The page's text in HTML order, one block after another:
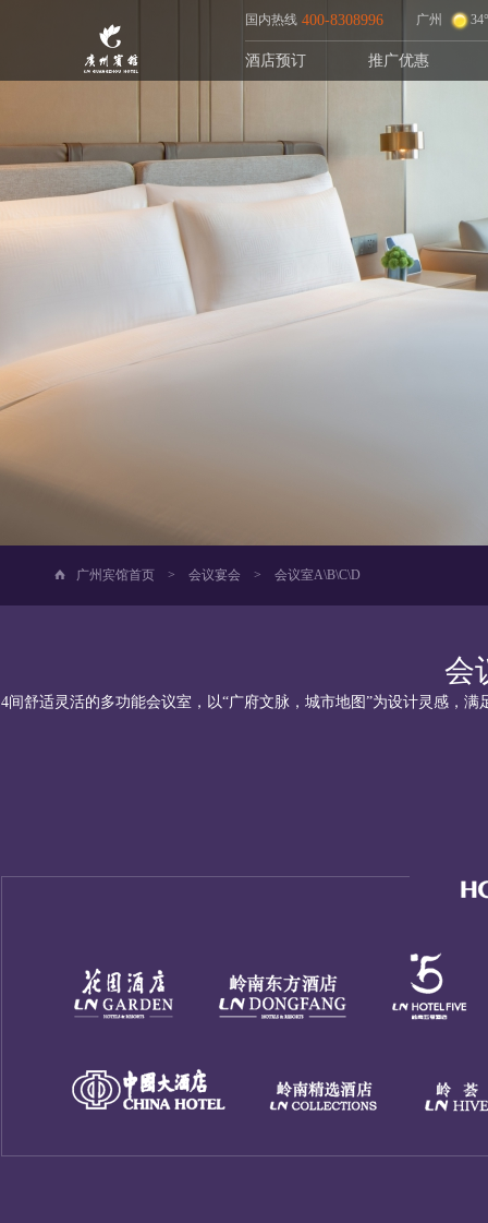
国内热线 400-8308996 广州
酒店预订 推广优惠
广州宾馆首页 > 会议宴会 > 会议室A\B\C\D
会
4间舒适灵活的多功能会议室，以“广府文脉，城市地图”为设计灵感，